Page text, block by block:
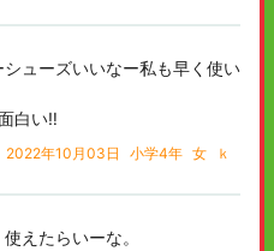
ューズいいなー私も早く使い
白い‼
2022年10月03日 小学4年 女 ｋ
えたらいーな。